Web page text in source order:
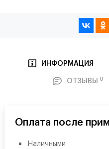
ИНФОРМАЦИЯ
ОТЗЫВЫ 0
Оплата после
Наличными